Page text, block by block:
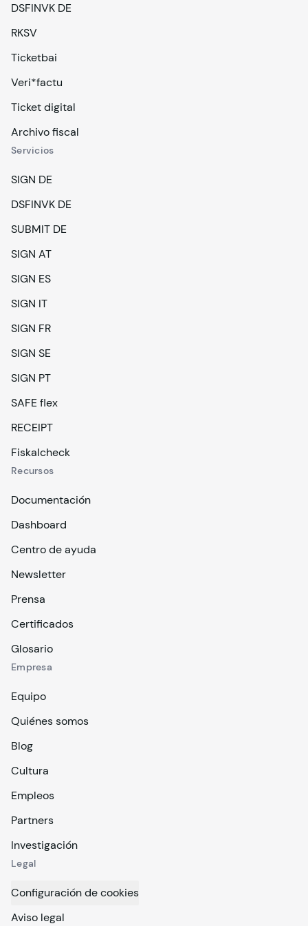
DSFINVK DE
RKSV
Ticketbai
Veri*factu
Ticket digital
Archivo fiscal
Servicios
SIGN DE
DSFINVK DE
SUBMIT DE
SIGN AT
SIGN ES
SIGN IT
SIGN FR
SIGN SE
SIGN PT
SAFE flex
RECEIPT
Fiskalcheck
Recursos
Documentación
Dashboard
Centro de ayuda
Newsletter
Prensa
Certificados
Glosario
Empresa
Equipo
Quiénes somos
Blog
Cultura
Empleos
Partners
Investigación
Legal
Configuración de cookies
Aviso legal